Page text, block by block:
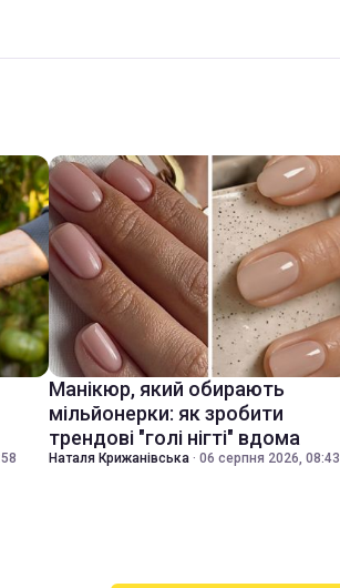
Манікюр, який обирають
мільйонерки: як зробити
трендові "голі нігті" вдома
Наталя Крижанівська · 06 серпня 2026, 08:43